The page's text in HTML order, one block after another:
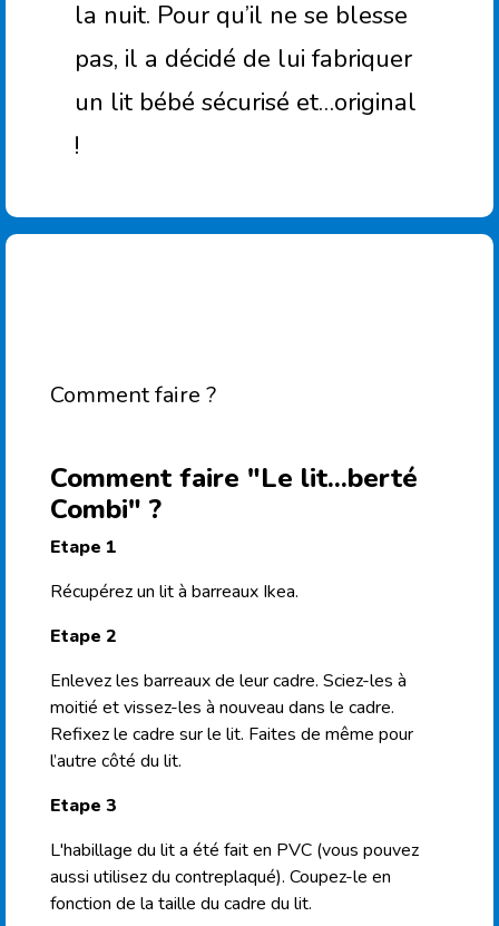
la nuit. Pour qu’il ne se blesse
pas, il a décidé de lui fabriquer
un lit bébé sécurisé et…original
!
Comment faire ?
Comment faire "Le lit...berté
Combi" ?
Etape 1
Récupérez un lit à barreaux Ikea.
Etape 2
Enlevez les barreaux de leur cadre. Sciez-les à
moitié et vissez-les à nouveau dans le cadre.
Refixez le cadre sur le lit. Faites de même pour
l’autre côté du lit.
Etape 3
L'habillage du lit a été fait en PVC (vous pouvez
aussi utilisez du contreplaqué). Coupez-le en
fonction de la taille du cadre du lit.